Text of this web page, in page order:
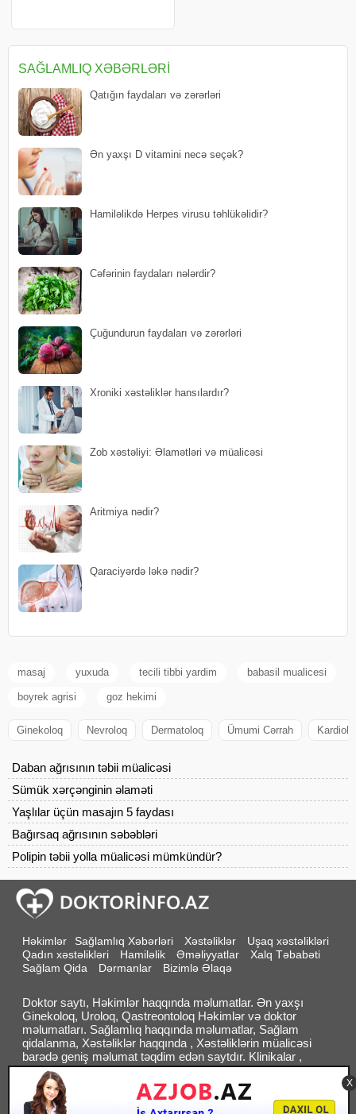
davamlı yemək böyrək daşlarının
yaranmasının qarşısını da alır.
SAĞLAMLIQ XƏBƏRLƏRI
Qatığın faydaları və zərərləri
Ən yaxşı D vitamini necə seçək?
Hamiləlikdə Herpes virusu təhlükəlidir?
Cəfərinin faydaları nələrdir?
Çuğundurun faydaları və zərərləri
Xroniki xəstəliklər hansılardır?
Zob xəstəliyi: Əlamətləri və müalicəsi
Aritmiya nədir?
Qaraciyərdə ləkə nədir?
masaj yuxuda tecili tibbi yardim babasil mualicesi
boyrek agrisi goz hekimi
Ginekoloq Nevroloq Dermatoloq Ümumi Cərrah
Daban ağrısının təbii müalicəsi
Sümük xərçənginin əlaməti
Yaşlılar üçün masajın 5 faydası
Bağırsaq ağrısının səbəbləri
Polipin təbii yolla müalicəsi mümkündür?
Həkimlər Sağlamlıq Xəbərləri Xəstəliklər
Uşaq xəstəlikləri
Qadın xəstəlikləri
Hamiləlik Əməliyyatlar
Xalq Təbabəti
Sağlam Qida
Dərmanlar Bizimlə Əlaqə
Doktor saytı, Həkimlər haqqında məlumatlar. Ən yaxşı
Ginekoloq, Uroloq, Qastreontoloq Həkimlər və doktor
məlumatları. Sağlamlıq haqqında məlumatlar, Sağlam
qidalanma, Xəstəliklər haqqında , Xəstəliklərin müalicəsi
barədə geniş məlumat təqdim edən saytdır. Klinikalar ,
Həkimlər bölməsində sizə lazım olan həkimləri axtarıb tapa
bilərsiz. an: 0
Bizimlə əlaqə
X